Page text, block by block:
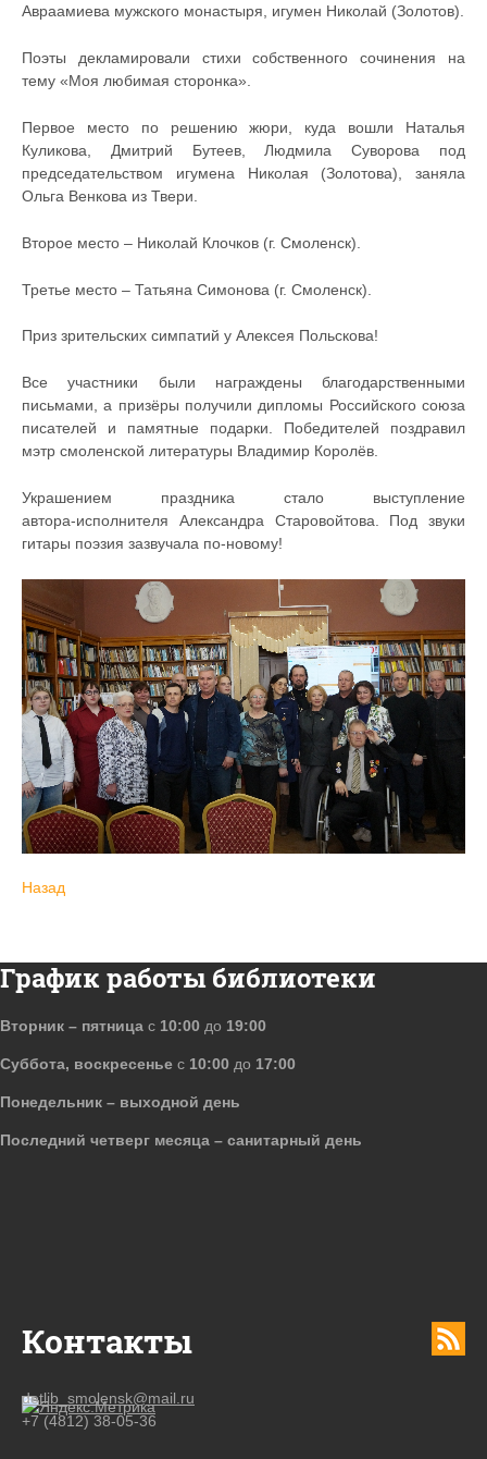
Авраамиева мужского монастыря, игумен Николай (Золотов).
Поэты декламировали стихи собственного сочинения на
тему «Моя любимая сторонка».
Первое место по решению жюри, куда вошли Наталья
Куликова, Дмитрий Бутеев, Людмила Суворова под
председательством игумена Николая (Золотова), заняла
Ольга Венкова из Твери.
Второе место – Николай Клочков (г. Смоленск).
Третье место – Татьяна Симонова (г. Смоленск).
Приз зрительских симпатий у Алексея Польскова!
Все участники были награждены благодарственными
письмами, а призёры получили дипломы Российского союза
писателей и памятные подарки. Победителей поздравил
мэтр смоленской литературы Владимир Королёв.
Украшением праздника стало выступление
автора‑исполнителя Александра Старовойтова. Под звуки
гитары поэзия зазвучала по‑новому!
Назад
Контакты
detlib_smolensk@mail.ru
+7 (4812) 38-05-36
График работы библиотеки
Вторник – пятница с 10:00 до 19:00
Суббота, воскресенье с 10:00 до 17:00
Понедельник – выходной день
Последний четверг месяца – санитарный день